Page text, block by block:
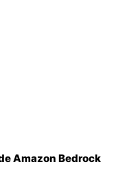
Amazon Bedrock